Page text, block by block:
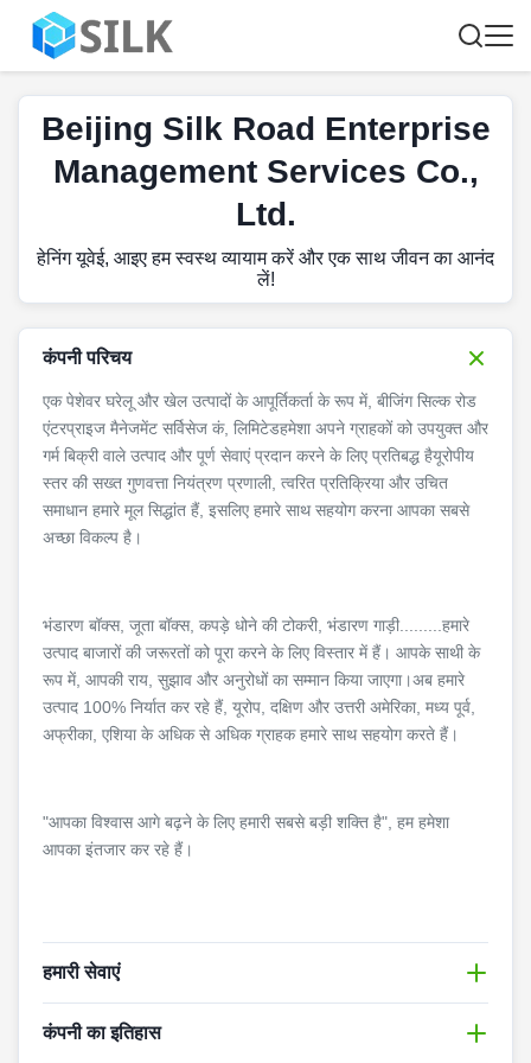
Beijing Silk Road Enterprise
Management Services Co.,
Ltd.
हेनिंग यूवेई, आइए हम स्वस्थ व्यायाम करें और एक साथ जीवन का आनंद
लें!
कंपनी परिचय
एक पेशेवर घरेलू और खेल उत्पादों के आपूर्तिकर्ता के रूप में, बीजिंग सिल्क रोड
एंटरप्राइज मैनेजमेंट सर्विसेज कं, लिमिटेडहमेशा अपने ग्राहकों को उपयुक्त और
गर्म बिक्री वाले उत्पाद और पूर्ण सेवाएं प्रदान करने के लिए प्रतिबद्ध हैयूरोपीय
स्तर की सख्त गुणवत्ता नियंत्रण प्रणाली, त्वरित प्रतिक्रिया और उचित
समाधान हमारे मूल सिद्धांत हैं, इसलिए हमारे साथ सहयोग करना आपका सबसे
अच्छा विकल्प है।
भंडारण बॉक्स, जूता बॉक्स, कपड़े धोने की टोकरी, भंडारण गाड़ी.........हमारे
उत्पाद बाजारों की जरूरतों को पूरा करने के लिए विस्तार में हैं। आपके साथी के
रूप में, आपकी राय, सुझाव और अनुरोधों का सम्मान किया जाएगा।अब हमारे
उत्पाद 100% निर्यात कर रहे हैं, यूरोप, दक्षिण और उत्तरी अमेरिका, मध्य पूर्व,
अफ्रीका, एशिया के अधिक से अधिक ग्राहक हमारे साथ सहयोग करते हैं।
"आपका विश्वास आगे बढ़ने के लिए हमारी सबसे बड़ी शक्ति है", हम हमेशा
आपका इंतजार कर रहे हैं।
हमारी सेवाएं
हमारे वर्षों के अनुभव और निरंतर शोध के साथ, हमारी गुणवत्ता पूरी तरह से
कंपनी का इतिहास